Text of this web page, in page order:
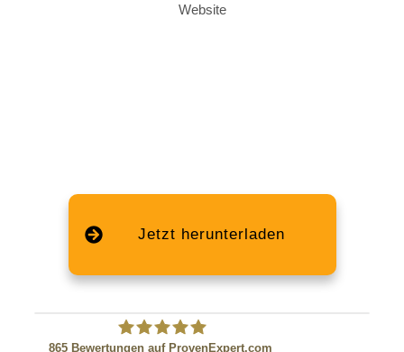
Website
Jetzt herunterladen
865 Bewertungen auf ProvenExpert.com